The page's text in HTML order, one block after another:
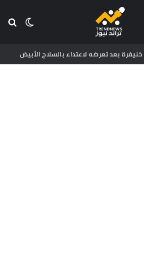
الوضع
بعد تعرضه لاعتداء بالسلاح الأبيض